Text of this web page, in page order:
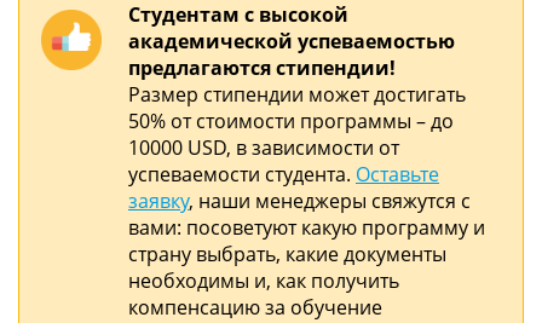
Студентам с высокой
академической успеваемостью
предлагаются стипендии!
Размер стипендии может достигать
50% от стоимости программы – до
10000 USD, в зависимости от
успеваемости студента. Оставьте
заявку, наши менеджеры свяжутся с
вами: посоветуют какую программу и
страну выбрать, какие документы
необходимы и, как получить
компенсацию за обучение